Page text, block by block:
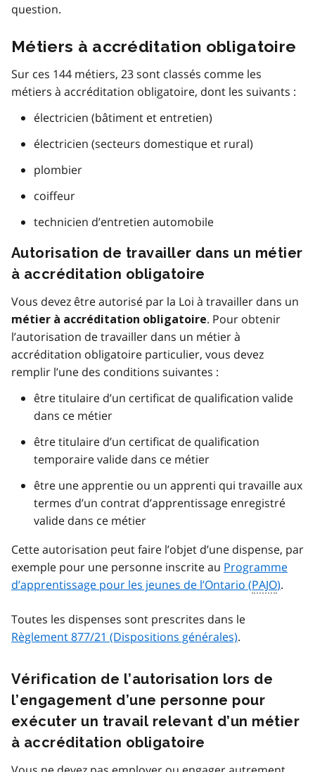
question.
Métiers à accréditation obligatoire
Sur ces 144 métiers, 23 sont classés comme les
métiers à accréditation obligatoire, dont les suivants :
électricien (bâtiment et entretien)
électricien (secteurs domestique et rural)
plombier
coiffeur
technicien d’entretien automobile
Autorisation de travailler dans un métier
à accréditation obligatoire
Vous devez être autorisé par la Loi à travailler dans un
métier à accréditation obligatoire. Pour obtenir
l’autorisation de travailler dans un métier à
accréditation obligatoire particulier, vous devez
remplir l’une des conditions suivantes :
être titulaire d’un certificat de qualification valide
dans ce métier
être titulaire d’un certificat de qualification
temporaire valide dans ce métier
être une apprentie ou un apprenti qui travaille aux
termes d’un contrat d’apprentissage enregistré
valide dans ce métier
Cette autorisation peut faire l’objet d’une dispense, par
exemple pour une personne inscrite au Programme
d’apprentissage pour les jeunes de l’Ontario (PAJO).
Toutes les dispenses sont prescrites dans le
Règlement 877/21 (Dispositions générales).
Vérification de l’autorisation lors de
l’engagement d’une personne pour
exécuter un travail relevant d’un métier
à accréditation obligatoire